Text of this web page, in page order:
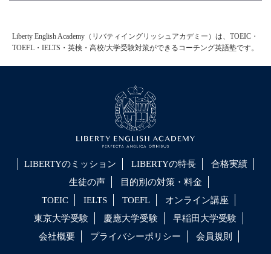
Liberty English Academy（リバティイングリッシュアカデミー）は、TOEIC・
TOEFL・IELTS・英検・高校/大学受験対策ができるコーチング英語塾です。
LIBERTYのミッション LIBERTYの特長
合格実績
生徒の声
目的別の対策・料金
TOEIC
IELTS TOEFL
オンライン講座
東京大学受験
慶應大学受験
早稲田大学受験
会社概要
プライバシーポリシー 会員規則